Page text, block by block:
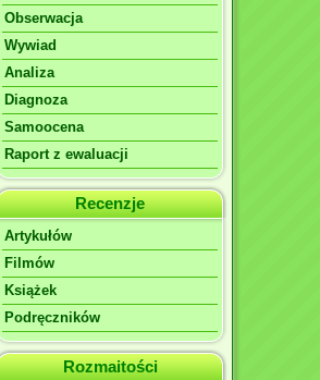
Obserwacja
Wywiad
Analiza
Diagnoza
Samoocena
Raport z ewaluacji
Recenzje
Artykułów
Filmów
Książek
Podręczników
Rozmaitości